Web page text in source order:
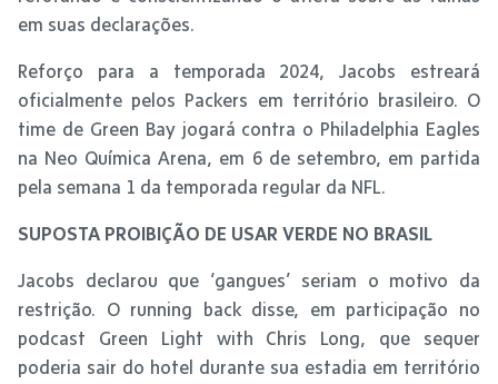
em suas declarações.
Reforço para a temporada 2024, Jacobs estreará
oficialmente pelos Packers em território brasileiro. O
time de Green Bay jogará contra o Philadelphia Eagles
na Neo Química Arena, em 6 de setembro, em partida
pela semana 1 da temporada regular da NFL.
SUPOSTA PROIBIÇÃO DE USAR VERDE NO BRASIL
Jacobs declarou que ‘gangues’ seriam o motivo da
restrição. O running back disse, em participação no
podcast Green Light with Chris Long, que sequer
poderia sair do hotel durante sua estadia em território